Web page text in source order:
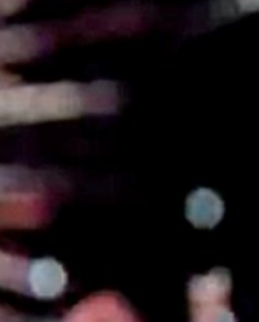
จะกลายเป็นสาธารณสมบัติไปแ
าทาง A+E Studios นั้นเป็นเจ้าขอ
Great Gatsby ก็เคยถูกนำมาส